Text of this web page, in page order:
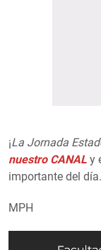
¡La Jornada
nuestro CANAL y
importante del día.
MPH